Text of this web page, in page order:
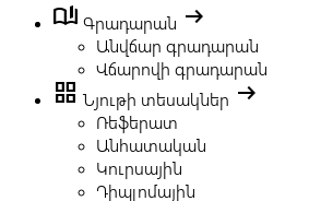
book_ribbon Գրադարան arrow_right_alt
Անվճար գրադարան
Վճարովի գրադարան
grid_view Նյութի տեսակներ arrow_right_alt
Ռեֆերատ
Անհատական
Կուրսային
Դիպլոմային